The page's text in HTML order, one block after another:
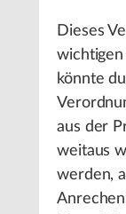
Dieses
könnte
aus der
weitaus
werden,